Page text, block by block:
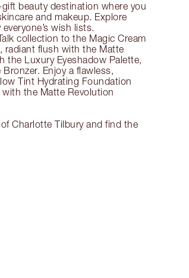
beauty destination where you
and makeup. Explore
wish lists.
collection to the Magic Cream
radiant flush with the Matte
the Luxury Eyeshadow Palette,
Enjoy a flawless,
Tint Hydrating Foundation
the Matte Revolution
Charlotte Tilbury and find the